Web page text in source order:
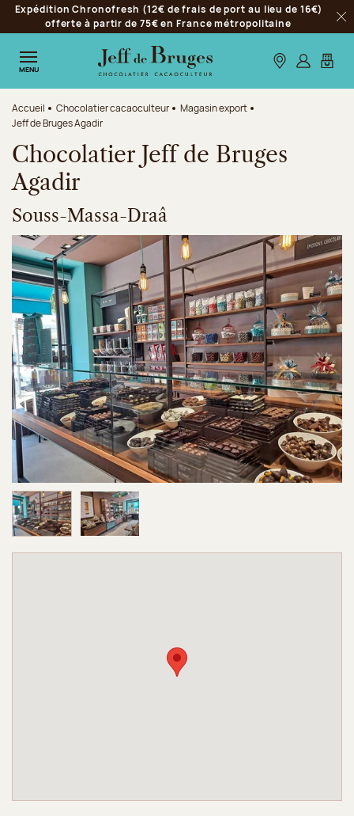
Aller à la navigation
Aller au contenu principal
Aller au pied de page
Expédition Chronofresh (12€ de frais de port au lieu de 16€)
offerte à partir de 75€ en France métropolitaine
MENU Nos boutiques
S’identifier
Mon
Accueil Chocolatier cacaoculteur
Magasin export
Jeff de Bruges Agadir
Chocolatier Jeff de Bruges
Agadir
Souss-Massa-Draâ
Image 1 sur 2